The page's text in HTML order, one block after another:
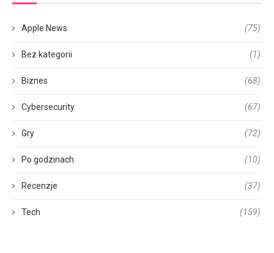
Apple News (75)
Bez kategorii (1)
Biznes (68)
Cybersecurity (67)
Gry (72)
Po godzinach (10)
Recenzje (37)
Tech (159)